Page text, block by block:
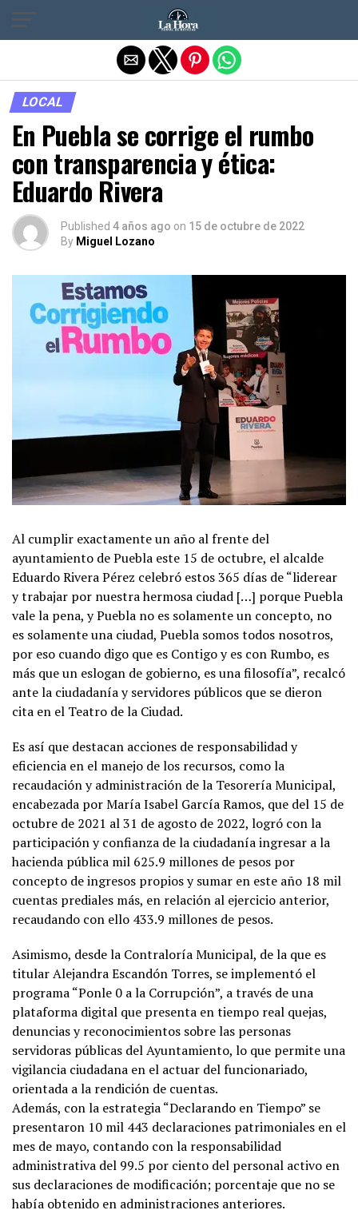
LOCAL
En Puebla se corrige el rumbo
con transparencia y ética:
Eduardo Rivera
Published 4 años ago on 15 de octubre de 2022
By Miguel Lozano
Al cumplir exactamente un año al frente del
ayuntamiento de Puebla este 15 de octubre, el alcalde
Eduardo Rivera Pérez celebró estos 365 días de “liderear
y trabajar por nuestra hermosa ciudad […] porque Puebla
vale la pena, y Puebla no es solamente un concepto, no
es solamente una ciudad, Puebla somos todos nosotros,
por eso cuando digo que es Contigo y es con Rumbo, es
más que un eslogan de gobierno, es una filosofía”, recalcó
ante la ciudadanía y servidores públicos que se dieron
cita en el Teatro de la Ciudad.
Es así que destacan acciones de responsabilidad y
eficiencia en el manejo de los recursos, como la
recaudación y administración de la Tesorería Municipal,
encabezada por María Isabel García Ramos, que del 15 de
octubre de 2021 al 31 de agosto de 2022, logró con la
participación y confianza de la ciudadanía ingresar a la
hacienda pública mil 625.9 millones de pesos por
concepto de ingresos propios y sumar en este año 18 mil
cuentas prediales más, en relación al ejercicio anterior,
recaudando con ello 433.9 millones de pesos.
Asimismo, desde la Contraloría Municipal, de la que es
titular Alejandra Escandón Torres, se implementó el
programa “Ponle 0 a la Corrupción”, a través de una
plataforma digital que presenta en tiempo real quejas,
denuncias y reconocimientos sobre las personas
servidoras públicas del Ayuntamiento, lo que permite una
vigilancia ciudadana en el actuar del funcionariado,
orientada a la rendición de cuentas.
Además, con la estrategia “Declarando en Tiempo” se
presentaron 10 mil 443 declaraciones patrimoniales en el
mes de mayo, contando con la responsabilidad
administrativa del 99.5 por ciento del personal activo en
sus declaraciones de modificación; porcentaje que no se
había obtenido en administraciones anteriores.
Salir de la versión móvil